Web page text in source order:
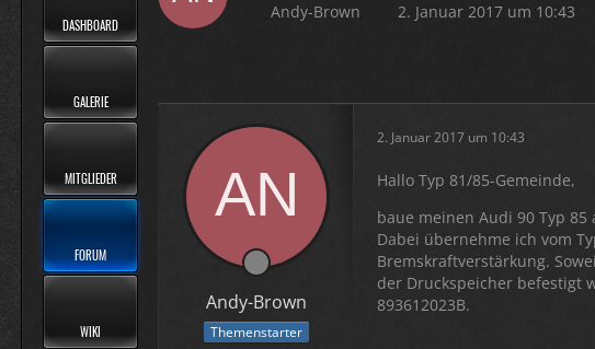
DASHBOARD
GALERIE
MITGLIEDER
FORUM
WIKI
Andy-Brown 2. Januar 2017 um 10:43
Andy-Brown
Themenstarter
2. Januar 2017 um 10:43
Hallo Typ 81/85-Gemeinde,
baue meinen Audi 90 Typ 85
Dabei übernehme ich vom
Bremskraftverstärkung.
der Druckspeicher befestigt
893612023B.